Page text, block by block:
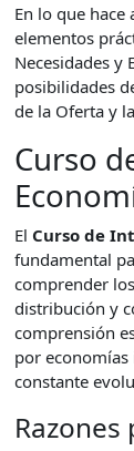
En lo que
elementos
Necesidades y
posibilidades
de la Oferta y
Curso
El Curso de
fundamental
comprender
distribución y
comprensión
por economías
constante